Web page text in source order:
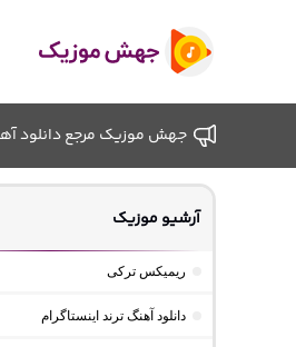
جهش موزیک مرجع دانلود
آرشیو موزیک
ریمیکس ترکی
دانلود آهنگ ترند اینستاگرام